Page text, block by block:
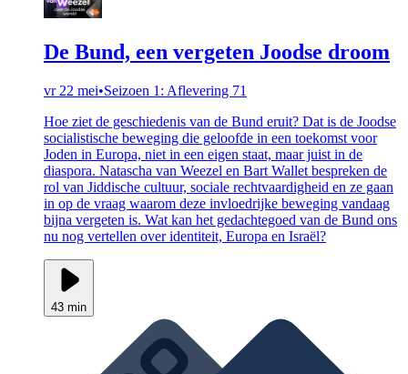
De Bund, een vergeten Joodse droom
vr 22 mei•Seizoen 1: Aflevering 71
Hoe ziet de geschiedenis van de Bund eruit? Dat is de Joodse
socialistische beweging die geloofde in een toekomst voor
Joden in Europa, niet in een eigen staat, maar juist in de
diaspora. Natascha van Weezel en Bart Wallet bespreken de
rol van Jiddische cultuur, sociale rechtvaardigheid en ze gaan
in op de vraag waarom deze invloedrijke beweging vandaag
bijna vergeten is. Wat kan het gedachtegoed van de Bund ons
nu nog vertellen over identiteit, Europa en Israël?
43 min